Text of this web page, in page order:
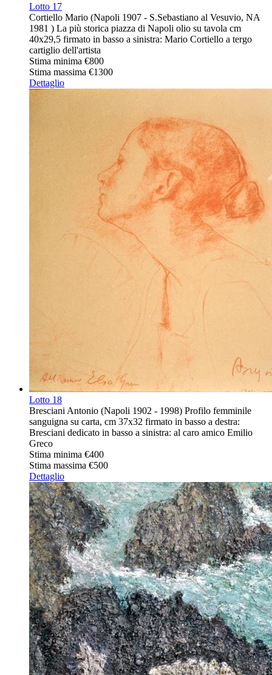
Lotto 17
Cortiello Mario (Napoli 1907 - S.Sebastiano al Vesuvio, NA
1981 ) La più storica piazza di Napoli olio su tavola cm
40x29,5 firmato in basso a sinistra: Mario Cortiello a tergo
cartiglio dell'artista
Stima minima €800
Stima massima €1300
Dettaglio
Lotto 18
Bresciani Antonio (Napoli 1902 - 1998) Profilo femminile
sanguigna su carta, cm 37x32 firmato in basso a destra:
Bresciani dedicato in basso a sinistra: al caro amico Emilio
Greco
Stima minima €400
Stima massima €500
Dettaglio